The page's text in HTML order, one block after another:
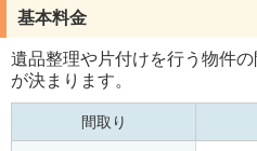
基本料金
遺品整理や片付けを行う物件
が決まります。
間取り